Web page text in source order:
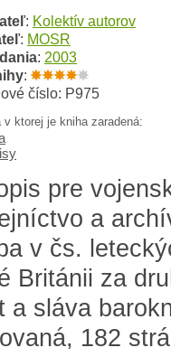
: Kolektív autorov
: MOSR
: 2003
:
číslo: P975
v ktorej je kniha zaradená:
pre
a
v čs.
Británii za
a sláva
182